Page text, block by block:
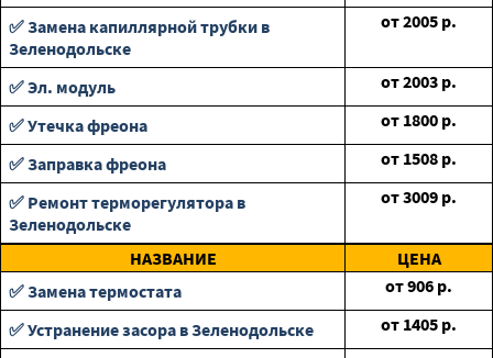
✅ Замена капиллярной трубки в
Зеленодольске
от2005 р.
✅ Эл. модуль от2003 р.
✅ Утечка фреона
от 1800 р.
✅ Заправка фреона
от 1508 р.
✅ Ремонт терморегулятора в
Зеленодольске
от3009 р.
НАЗВАНИЕ
ЦЕНА
✅ Замена термостата
от906 р.
✅ Устранение засора в Зеленодольске
от 1405 р.